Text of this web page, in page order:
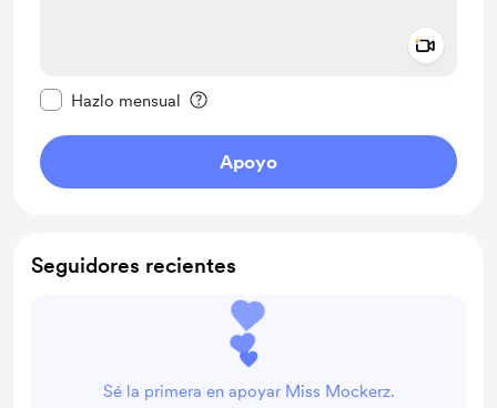
Hazlo mensual
Apoyo
Seguidores recientes
Sé la primera en apoyar Miss Mockerz.